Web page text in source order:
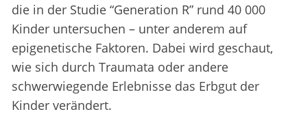
die in der Studie “Generation R” rund 40 000
Kinder untersuchen – unter anderem auf
epigenetische Faktoren. Dabei wird geschaut,
wie sich durch Traumata oder andere
schwerwiegende Erlebnisse das Erbgut der
Kinder verändert.